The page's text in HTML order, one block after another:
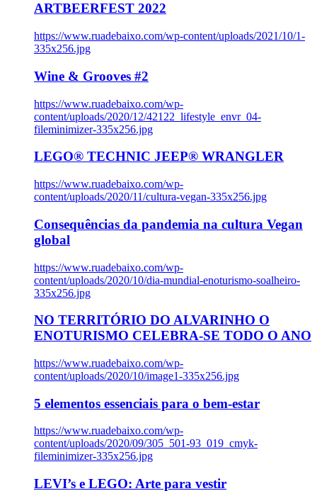
ARTBEERFEST 2022
https://www.ruadebaixo.com/wp-content/uploads/2021/10/1-
335x256.jpg
Wine & Grooves #2
https://www.ruadebaixo.com/wp-
content/uploads/2020/12/42122_lifestyle_envr_04-
fileminimizer-335x256.jpg
LEGO® TECHNIC JEEP® WRANGLER
https://www.ruadebaixo.com/wp-
content/uploads/2020/11/cultura-vegan-335x256.jpg
Consequências da pandemia na cultura Vegan
global
https://www.ruadebaixo.com/wp-
content/uploads/2020/10/dia-mundial-enoturismo-soalheiro-
335x256.jpg
NO TERRITÓRIO DO ALVARINHO O
ENOTURISMO CELEBRA-SE TODO O ANO
https://www.ruadebaixo.com/wp-
content/uploads/2020/10/image1-335x256.jpg
5 elementos essenciais para o bem-estar
https://www.ruadebaixo.com/wp-
content/uploads/2020/09/305_501-93_019_cmyk-
fileminimizer-335x256.jpg
LEVI’s e LEGO: Arte para vestir